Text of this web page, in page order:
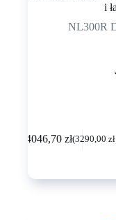
i
NL300R
4046,70 zł(3290,00 zł